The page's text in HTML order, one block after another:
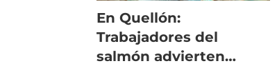
En Quellón:
Trabajadores del
salmón advierten